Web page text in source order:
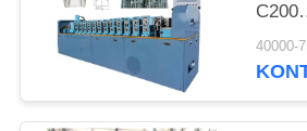
C200
40000-